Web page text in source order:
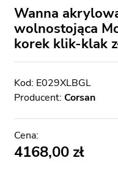
Wanna
wolnostojąca
korek klik-klak
E029XLBGL
Producent: Corsan
4168,00